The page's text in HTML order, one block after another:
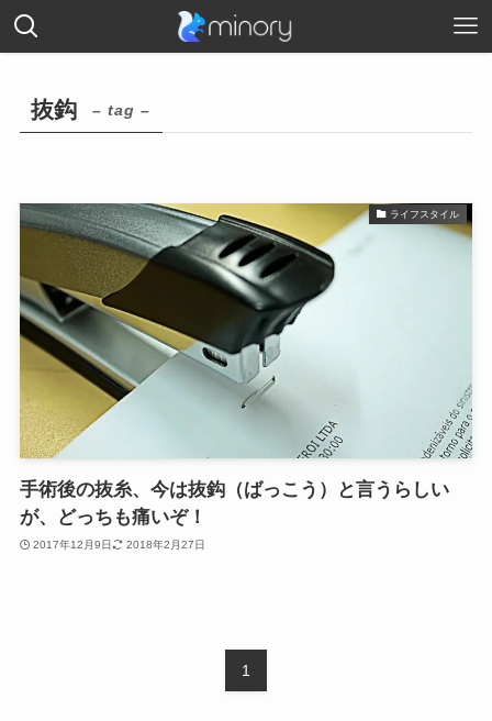
抜鈎 – tag –
ライフスタイル
手術後の抜糸、今は抜鈎（ばっこう）と言うらしい
が、どっちも痛いぞ！
2017年12月9日 2018年2月27日
1